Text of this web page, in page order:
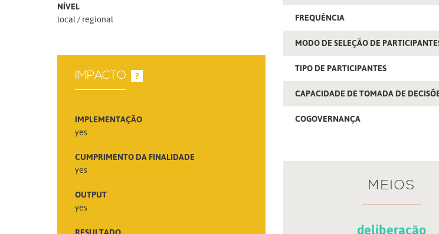
NÍVEL
local
regional
IMPACTO ?
IMPLEMENTAÇÃO
yes
CUMPRIMENTO DA FINALIDADE
yes
OUTPUT
yes
RESULTADO
FREQUÊNCIA
MODO DE SELEÇÃO DE
TIPO DE PARTICIPANTES
CAPACIDADE DE TOMADA DE
COGOVERNANÇA
MEIOS
deliberação